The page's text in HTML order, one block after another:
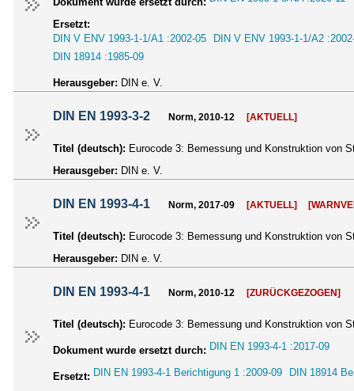
Ersetzt:
DIN V ENV 1993-1-1/A1 :2002-05
DIN V ENV 1993-1-1/A2
DIN 18914 :1985-09
Herausgeber: DIN e. V.
DIN EN 1993-3-2 Norm, 2010-12 [AKTUELL]
Titel (deutsch): Eurocode 3: Bemessung und Konstruktion von
Herausgeber: DIN e. V.
DIN EN 1993-4-1 Norm, 2017-09 [AKTUELL]
Titel (deutsch): Eurocode 3: Bemessung und Konstruktion von
Herausgeber: DIN e. V.
DIN EN 1993-4-1 Norm, 2010-12 [ZURÜCKGEZOGEN]
Titel (deutsch): Eurocode 3: Bemessung und Konstruktion von
Dokument wurde ersetzt durch: DIN EN 1993-4-1 :2017-09
Ersetzt: DIN EN 1993-4-1 Berichtigung 1 :2009-09 DIN 18914